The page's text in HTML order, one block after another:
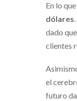
En lo
dólares
dado
clientes
el
futuro